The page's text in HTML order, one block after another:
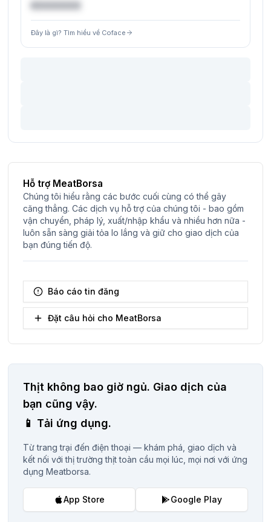
€XXXXXX
Đây là gì? Tìm hiểu về Coface
Hỗ trợ MeatBorsa
Chúng tôi hiểu rằng các bước cuối cùng có thể gây
căng thẳng. Các dịch vụ hỗ trợ của chúng tôi - bao gồm
vận chuyển, pháp lý, xuất/nhập khẩu và nhiều hơn nữa -
luôn sẵn sàng giải tỏa lo lắng và giữ cho giao dịch của
bạn đúng tiến độ.
Báo cáo tin đăng
Đặt câu hỏi cho MeatBorsa
Thịt không bao giờ ngủ. Giao dịch của
bạn cũng vậy.
📱 Tải ứng dụng.
Từ trang trại đến điện thoại — khám phá, giao dịch và
kết nối với thị trường thịt toàn cầu mọi lúc, mọi nơi với ứng
dụng Meatborsa.
App Store Google Play